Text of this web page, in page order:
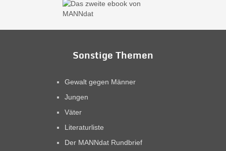
Sonstige Themen
Gewalt gegen Männer
Jungen
Väter
Literaturliste
Der MANNdat Rundbrief